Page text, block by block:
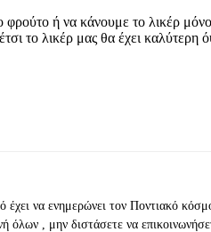
ή να κάνουμε το λικέρ
το λικέρ μας θα έχει καλύτερη
να ενημερώνει τον Ποντιακό
, μην διστάσετε να